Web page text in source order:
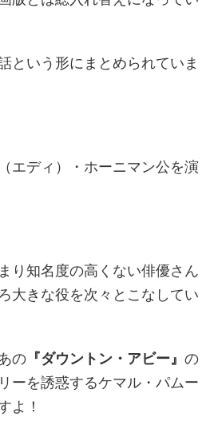
という形にまとめられていま
エディ）・ホーニマン公を演
り知名度の高くない俳優さん
大きな役を次々とこなしてい
の 『ダウントン・アビー』 の
ーを誘惑するケマル・パムー
よ！